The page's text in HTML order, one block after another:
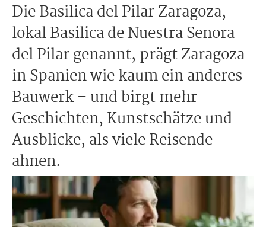
Die Basilica del Pilar Zaragoza,
lokal Basilica de Nuestra Senora
del Pilar genannt, prägt Zaragoza
in Spanien wie kaum ein anderes
Bauwerk – und birgt mehr
Geschichten, Kunstschätze und
Ausblicke, als viele Reisende
ahnen.